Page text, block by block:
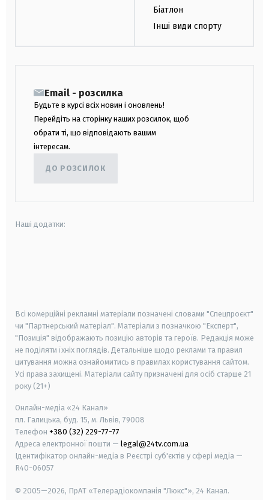
Біатлон
Інші види спорту
Email - розсилка
Будьте в курсі всіх новин і оновлень!
Перейдіть на сторінку наших розсилок, щоб
обрати ті, що відповідають вашим
інтересам.
ДО РОЗСИЛОК
Наші додатки:
Всі комерційні рекламні матеріали позначені словами "Спецпроєкт"
чи "Партнерський матеріал". Матеріали з позначкою "Експерт",
"Позиція" відображають позицію авторів та героїв. Редакція може
не поділяти їхніх поглядів. Детальніше щодо реклами та правил
цитування можна ознайомитись в правилах користування сайтом.
Усі права захищені. Матеріали сайту призначені для осіб старше 21
року (21+)
Онлайн-медіа «24 Канал»
пл. Галицька, буд. 15, м. Львів, 79008
Телефон +380 (32) 229-77-77
Адреса електронної пошти — legal@24tv.com.ua
Ідентифікатор онлайн-медіа в Реєстрі суб'єктів у сфері медіа —
R40-06057
© 2005—2026, ПрАТ «Телерадіокомпанія "Люкс"», 24 Канал.